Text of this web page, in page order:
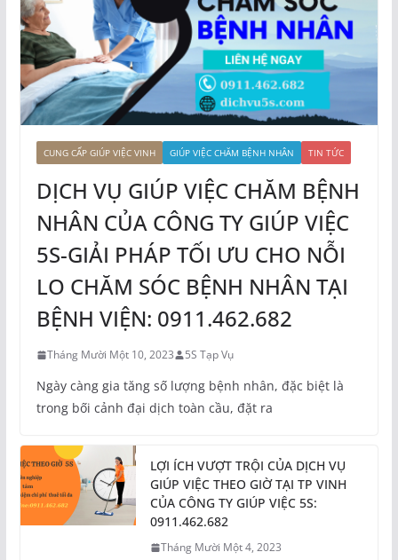
CUNG CẤP GIÚP VIỆC VINH GIÚP VIỆC CHĂM BỆNH NHÂN TIN TỨC
DỊCH VỤ GIÚP VIỆC CHĂM BỆNH
NHÂN CỦA CÔNG TY GIÚP VIỆC
5S-GIẢI PHÁP TỐI ƯU CHO NỖI
LO CHĂM SÓC BỆNH NHÂN TẠI
BỆNH VIỆN: 0911.462.682
Tháng Mười Một 10, 2023 5S Tạp Vụ
Ngày càng gia tăng số lượng bệnh nhân, đặc biệt là
trong bối cảnh đại dịch toàn cầu, đặt ra
LỢI ÍCH VƯỢT TRỘI CỦA DỊCH VỤ
GIÚP VIỆC THEO GIỜ TẠI TP VINH
CỦA CÔNG TY GIÚP VIỆC 5S:
0911.462.682
Tháng Mười Một 4, 2023